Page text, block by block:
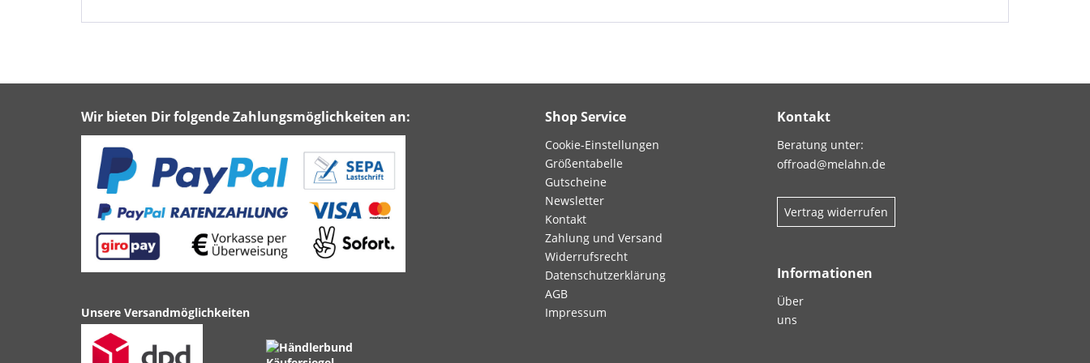
Wir bieten Dir folgende Zahlungsmöglichkeiten an:
Unsere Versandmöglichkeiten
Shop Service
Cookie-Einstellungen
Größentabelle
Gutscheine
Newsletter
Kontakt
Zahlung und Versand
Widerrufsrecht
Datenschutzerklärung
AGB
Impressum
Kontakt
Beratung unter:
offroad@melahn.de
Vertrag widerrufen
Informationen
Über
uns